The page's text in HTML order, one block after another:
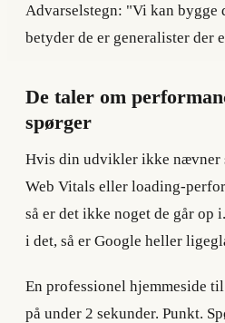
Advarselstegn: "Vi kan bygge
betyder de er generalister der
De taler om
spørger
Hvis din udvikler ikke nævner
Web Vitals eller loading-
så er det ikke noget de går op
i det, så er Google heller
En professionel hjemmeside
på under 2 sekunder. Punkt.